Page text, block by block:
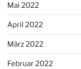
Mai 2022
April 2022
März 2022
Februar 2022